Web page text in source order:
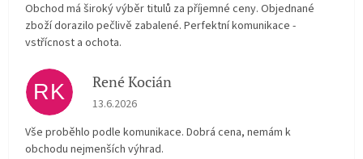
Obchod má široký výběr titulů za příjemné ceny. Objednané
zboží dorazilo pečlivě zabalené. Perfektní komunikace -
vstřícnost a ochota.
RK René Kocián
Hodnocení obchodu je 5 z 5 hvězdiček.
13.6.2026
Vše proběhlo podle komunikace. Dobrá cena, nemám k
obchodu nejmenších výhrad.